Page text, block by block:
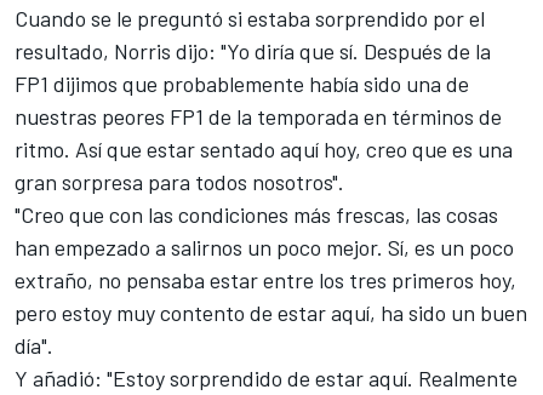
Cuando se le preguntó si estaba sorprendido por el
resultado, Norris dijo: "Yo diría que sí. Después de la
FP1 dijimos que probablemente había sido una de
nuestras peores FP1 de la temporada en términos de
ritmo. Así que estar sentado aquí hoy, creo que es una
gran sorpresa para todos nosotros".
"Creo que con las condiciones más frescas, las cosas
han empezado a salirnos un poco mejor. Sí, es un poco
extraño, no pensaba estar entre los tres primeros hoy,
pero estoy muy contento de estar aquí, ha sido un buen
día".
Y añadió: "Estoy sorprendido de estar aquí. Realmente